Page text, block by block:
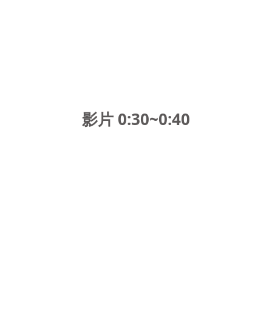
影片 0:30~0:40